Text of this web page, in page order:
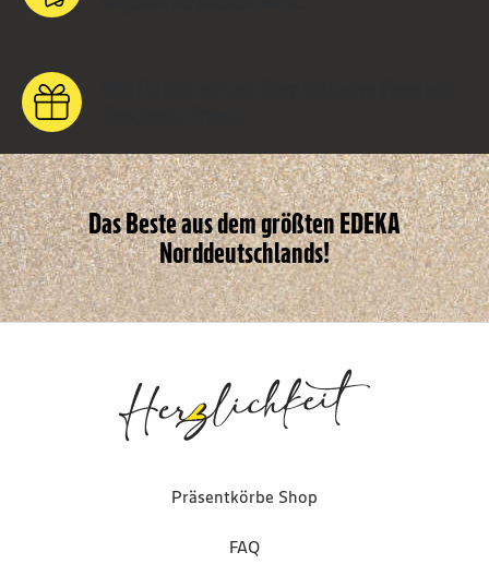
Das Beste aus dem größten EDEKA
Norddeutschlands!
Präsentkörbe Shop
FAQ